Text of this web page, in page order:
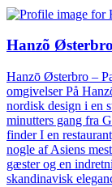
Hanzõ Østerbro
Hanzō Østerbro –
omgivelser På
nordisk design i en
minutters gang fra
finder I en
nogle af Asiens
gæster og en
skandinavisk